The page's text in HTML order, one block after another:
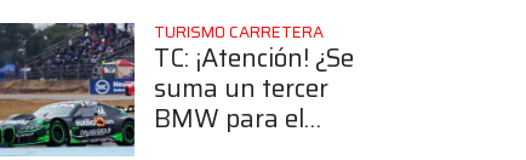
TURISMO CARRETERA
TC: ¡Atención! ¿Se
suma un tercer
BMW para el